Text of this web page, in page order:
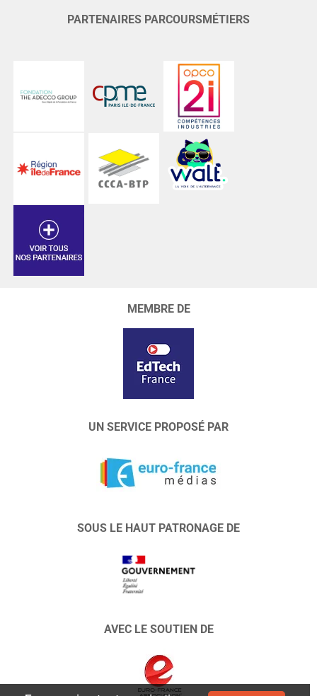
PARTENAIRES PARCOURSMÉTIERS
MEMBRE DE
UN SERVICE PROPOSÉ PAR
SOUS LE HAUT PATRONAGE DE
AVEC LE SOUTIEN DE